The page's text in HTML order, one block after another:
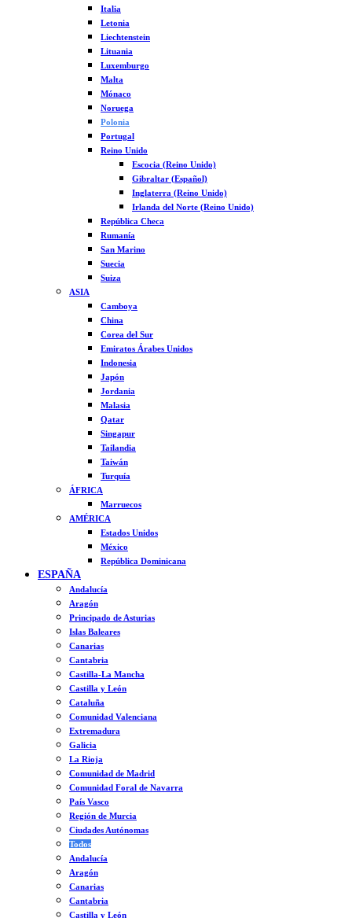
Italia
Letonia
Liechtenstein
Lituania
Luxemburgo
Malta
Mónaco
Noruega
Polonia
Portugal
Reino Unido
Escocia (Reino Unido)
Gibraltar (Español)
Inglaterra (Reino Unido)
Irlanda del Norte (Reino Unido)
República Checa
Rumanía
San Marino
Suecia
Suiza
ASIA
Camboya
China
Corea del Sur
Emiratos Árabes Unidos
Indonesia
Japón
Jordania
Malasia
Qatar
Singapur
Tailandia
Taiwán
Turquía
ÁFRICA
Marruecos
AMÉRICA
Estados Unidos
México
República Dominicana
ESPAÑA
Andalucía
Aragón
Principado de Asturias
Islas Baleares
Canarias
Cantabria
Castilla-La Mancha
Castilla y León
Cataluña
Comunidad Valenciana
Extremadura
Galicia
La Rioja
Comunidad de Madrid
Comunidad Foral de Navarra
País Vasco
Región de Murcia
Ciudades Autónomas
Todos
Andalucía
Aragón
Canarias
Cantabria
Castilla y León